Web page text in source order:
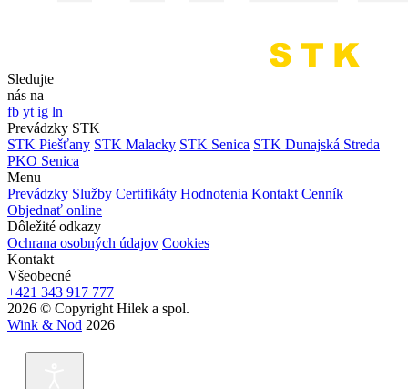
Sledujte
nás na
fb yt ig ln
Prevádzky STK
STK Piešťany STK Malacky STK Senica STK Dunajská Streda
PKO Senica
Menu
Prevádzky Služby Certifikáty Hodnotenia Kontakt Cenník
Objednať online
Dôležité odkazy
Ochrana osobných údajov Cookies
Kontakt
Všeobecné
+421 343 917 777
2026 © Copyright Hilek a spol.
Wink & Nod 2026